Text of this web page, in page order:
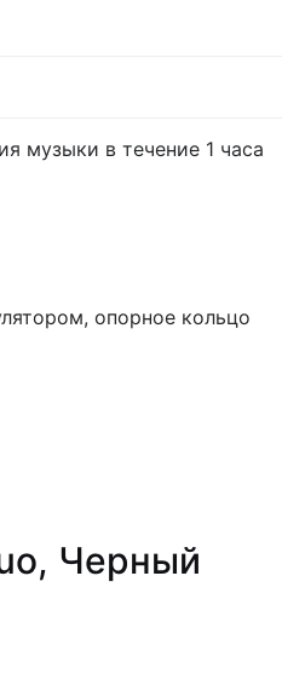
музыки в течение 1 часа
опорное кольцо
Черный